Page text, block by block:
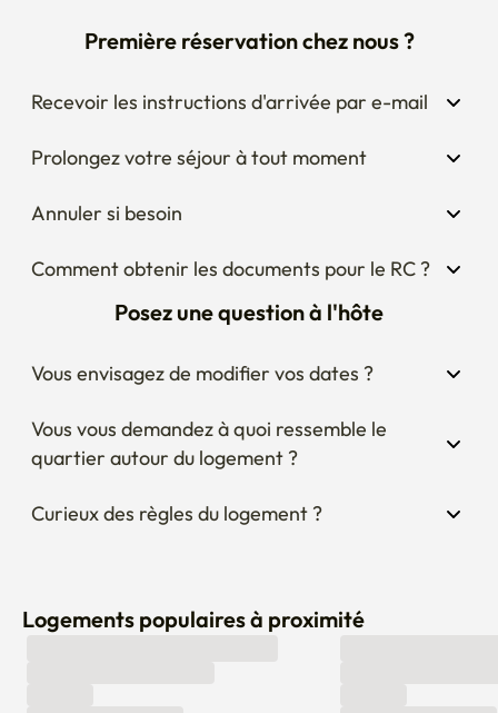
Première réservation chez nous ?
Recevoir les instructions d'arrivée par e-mail
Prolongez votre séjour à tout moment
Annuler si besoin
Comment obtenir les documents pour le RC ?
Posez une question à l'hôte
Vous envisagez de modifier vos dates ?
Vous vous demandez à quoi ressemble le
quartier autour du logement ?
Curieux des règles du logement ?
Logements populaires à proximité